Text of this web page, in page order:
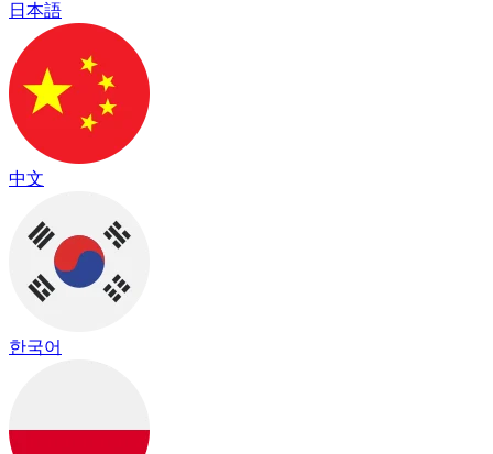
日本語
中文
한국어